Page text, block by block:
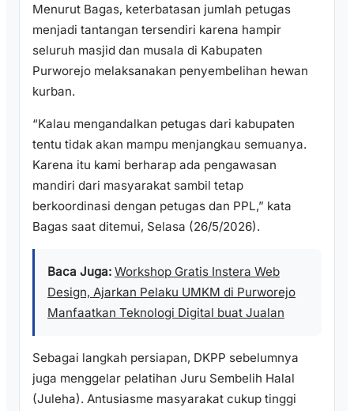
Menurut Bagas, keterbatasan jumlah petugas
menjadi tantangan tersendiri karena hampir
seluruh masjid dan musala di Kabupaten
Purworejo melaksanakan penyembelihan hewan
kurban.
“Kalau mengandalkan petugas dari kabupaten
tentu tidak akan mampu menjangkau semuanya.
Karena itu kami berharap ada pengawasan
mandiri dari masyarakat sambil tetap
berkoordinasi dengan petugas dan PPL,” kata
Bagas saat ditemui, Selasa (26/5/2026).
Baca Juga: Workshop Gratis Instera Web
Design, Ajarkan Pelaku UMKM di Purworejo
Manfaatkan Teknologi Digital buat Jualan
Sebagai langkah persiapan, DKPP sebelumnya
juga menggelar pelatihan Juru Sembelih Halal
(Juleha). Antusiasme masyarakat cukup tinggi